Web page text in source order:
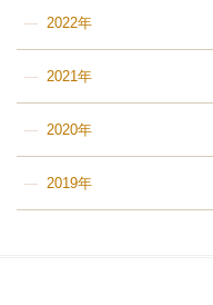
2022年
2021年
2020年
2019年